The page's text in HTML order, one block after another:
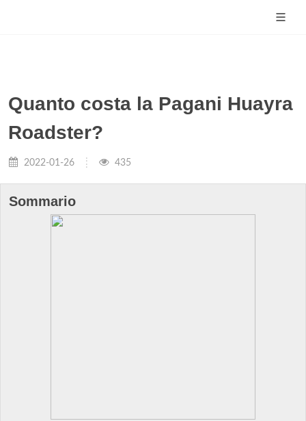
Quanto costa la Pagani Huayra
Roadster?
2022-01-26 435
Sommario